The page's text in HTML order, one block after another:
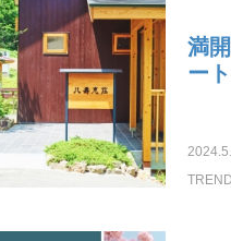
満
ー
TREND